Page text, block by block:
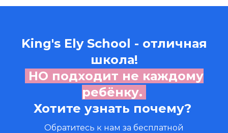
King's Ely School - отличная
школа!
НО подходит не каждому
ребёнку.
Хотите узнать почему?
Обратитесь к нам за бесплатной